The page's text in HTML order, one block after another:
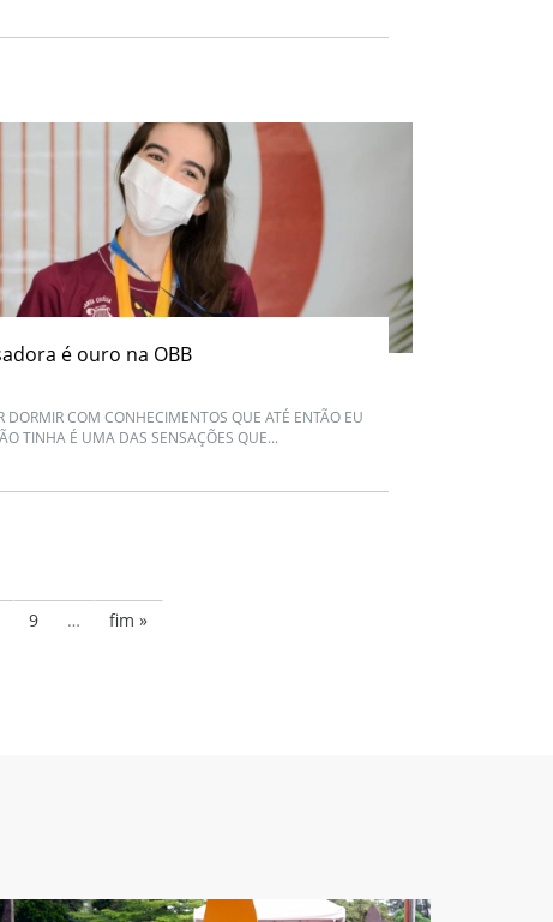
é ouro na OBB
DORMIR COM CONHECIMENTOS QUE ATÉ ENTÃO EU
TINHA É UMA DAS SENSAÇÕES QUE...
9 … fim »